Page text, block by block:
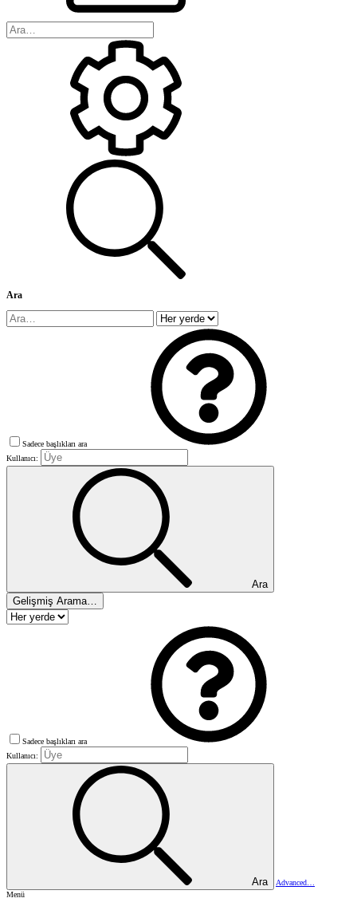
Ara
Sadece başlıkları ara
Kullanıcı:
Ara
Gelişmiş Arama…
Sadece başlıkları ara
Kullanıcı:
Ara
Advanced…
Menü